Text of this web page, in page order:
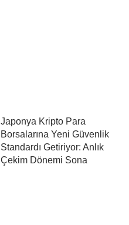
Japonya Kripto Para
Borsalarına Yeni Güvenlik
Standardı Getiriyor: Anlık
Çekim Dönemi Sona